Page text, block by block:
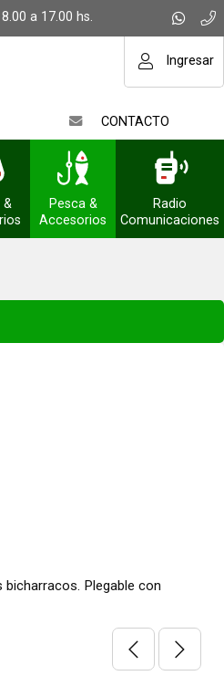
a 17.00 hs.
Ingresar
CONTACTO
&
Pesca &
Accesorios
Radio
Comunicaciones
Plegable con